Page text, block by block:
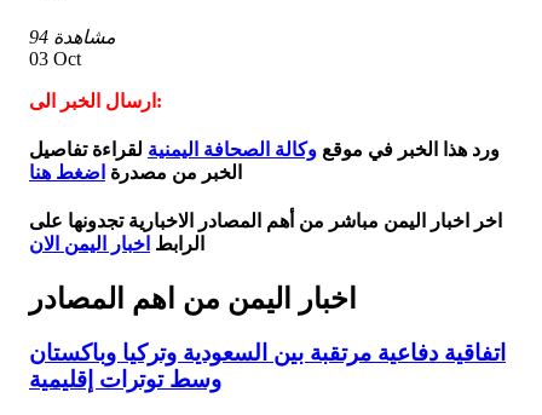
94 مشاهدة
03 Oct
ارسال الخبر الى:
ورد هذا الخبر في موقع وكالة الصحافة اليمنية لقراءة تفاصيل
الخبر من مصدرة اضغط هنا
اخر اخبار اليمن مباشر من أهم المصادر الاخبارية تجدونها على
الرابط اخبار اليمن الان
اخبار اليمن من اهم المصادر
اتفاقية دفاعية مرتقبة بين السعودية وتركيا وباكستان
وسط توترات إقليمية